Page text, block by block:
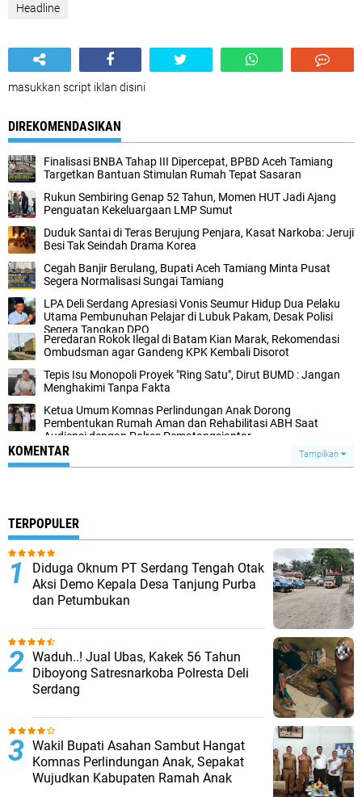
Headline
masukkan script iklan disini
DIREKOMENDASIKAN
Finalisasi BNBA Tahap III Dipercepat, BPBD Aceh Tamiang
Targetkan Bantuan Stimulan Rumah Tepat Sasaran
Rukun Sembiring Genap 52 Tahun, Momen HUT Jadi Ajang
Penguatan Kekeluargaan LMP Sumut
Duduk Santai di Teras Berujung Penjara, Kasat Narkoba: Jeruji
Besi Tak Seindah Drama Korea
Cegah Banjir Berulang, Bupati Aceh Tamiang Minta Pusat
Segera Normalisasi Sungai Tamiang
LPA Deli Serdang Apresiasi Vonis Seumur Hidup Dua Pelaku
Utama Pembunuhan Pelajar di Lubuk Pakam, Desak Polisi
Segera Tangkap DPO
Peredaran Rokok Ilegal di Batam Kian Marak, Rekomendasi
Ombudsman agar Gandeng KPK Kembali Disorot
Tepis Isu Monopoli Proyek "Ring Satu", Dirut BUMD : Jangan
Menghakimi Tanpa Fakta
Ketua Umum Komnas Perlindungan Anak Dorong
Pembentukan Rumah Aman dan Rehabilitasi ABH Saat
Audiensi dengan Polres Pematangsiantar
KOMENTAR Tampilkan
TERPOPULER
Diduga Oknum PT Serdang Tengah Otak
Aksi Demo Kepala Desa Tanjung Purba
dan Petumbukan
Waduh..! Jual Ubas, Kakek 56 Tahun
Diboyong Satresnarkoba Polresta Deli
Serdang
Wakil Bupati Asahan Sambut Hangat
Komnas Perlindungan Anak, Sepakat
Wujudkan Kabupaten Ramah Anak